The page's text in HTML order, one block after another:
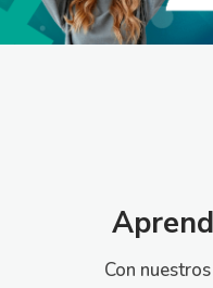
Con